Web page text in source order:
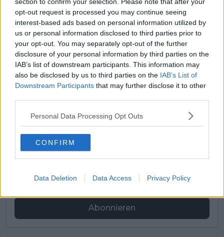
opt-out request is processed you may continue seeing
interest-based ads based on personal information utilized by
us or personal information disclosed to third parties prior to
your opt-out. You may separately opt-out of the further
disclosure of your personal information by third parties on the
IAB’s list of downstream participants. This information may
also be disclosed by us to third parties on the IAB’s List of
Downstream Participants that may further disclose it to other
Personal Data Processing Opt Outs
CONFIRM
Data Deletion Data Access Privacy Policy
49 Quinn Simmons Lidl - Trek 1.446,6
50
Matthew
Riccitello
Decathlon CMA
CGM Team
Jetzt kostenlos den RadsportAktuell-
erhältst du sofort eine E-Mail von uns. Bei
einigen Lesern landet diese im Spam-
Ordner – überprüfe ihn daher bitte ebenfalls.
Alle wichtigen News, Ergebnisse und
Rennvorschauen – täglich kompakt per E-
Abonnieren